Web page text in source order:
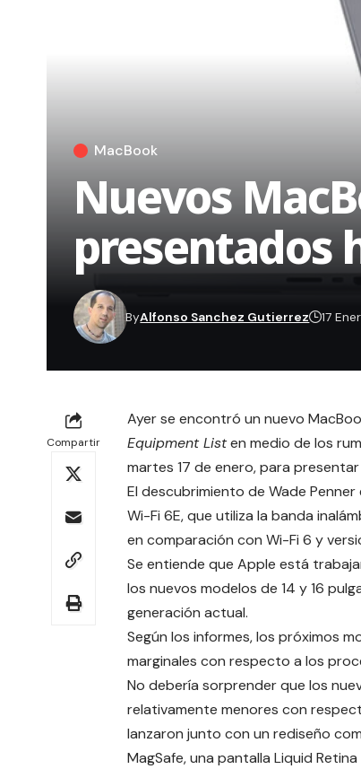
MacBook
Nuevos
presentados
ByAlfonso Sanchez Gutierrez 17
Compartir
Ayer se encontró un nuevo
Equipment Listen medio de los
martes 17 de enero, para
El descubrimiento de Wade
Wi-Fi 6E, que utiliza la banda
en comparación con Wi-Fi 6 y
Se entiende que Apple está
los nuevos modelos de 14 y 16
generación actual.
Según los informes, los próximos
marginales con respecto a los
No debería sorprender que los
relativamente menores con
lanzaron junto con un rediseño
MagSafe, una pantalla Liquid